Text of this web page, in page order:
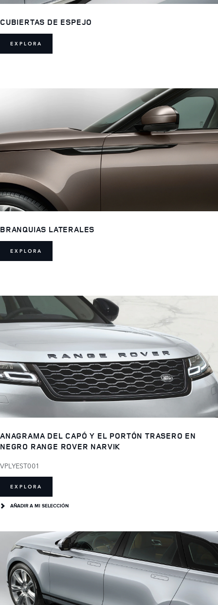
CUBIERTAS DE ESPEJO
EXPLORA
BRANQUIAS LATERALES
EXPLORA
ANAGRAMA DEL CAPÓ Y EL PORTÓN TRASERO EN
NEGRO RANGE ROVER NARVIK
VPLYEST001
EXPLORA
AÑADIR A MI SELECCIÓN